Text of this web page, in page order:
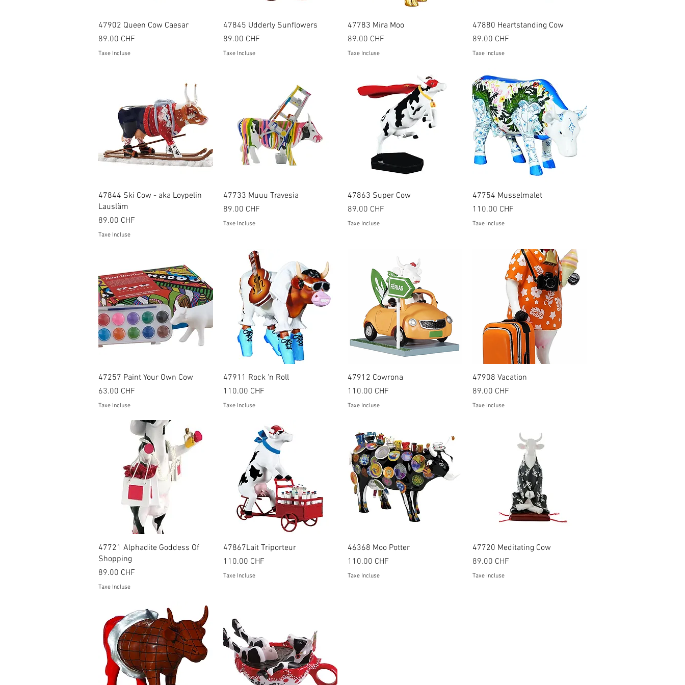
Aperçu rapide
47902 Queen Cow Caesar
Prix
89.00 CHF
Taxe Incluse
Aperçu rapide
47845 Udderly Sunflowers
Prix
89.00 CHF
Taxe Incluse
Aperçu rapide
47783 Mira Moo
Prix
89.00 CHF
Taxe Incluse
Aperçu rapide
47880 Heartstanding Cow
Prix
89.00 CHF
Taxe Incluse
Aperçu rapide
47844 Ski Cow - aka Loypelin
Lausläm
Prix
89.00 CHF
Taxe Incluse
Aperçu rapide
47733 Muuu Travesia
Prix
89.00 CHF
Taxe Incluse
Aperçu rapide
47863 Super Cow
Prix
89.00 CHF
Taxe Incluse
Aperçu rapide
47754 Musselmalet
Prix
110.00 CHF
Taxe Incluse
Aperçu rapide
47257 Paint Your Own Cow
Prix
63.00 CHF
Taxe Incluse
Aperçu rapide
47911 Rock 'n Roll
Prix
110.00 CHF
Taxe Incluse
Aperçu rapide
47912 Cowrona
Prix
110.00 CHF
Taxe Incluse
Aperçu rapide
47908 Vacation
Prix
89.00 CHF
Taxe Incluse
Aperçu rapide
47721 Alphadite Goddess Of
Shopping
Prix
89.00 CHF
Taxe Incluse
Aperçu rapide
47867Lait Triporteur
Prix
110.00 CHF
Taxe Incluse
Aperçu rapide
46368 Moo Potter
Prix
110.00 CHF
Taxe Incluse
Aperçu rapide
47720 Meditating Cow
Prix
89.00 CHF
Taxe Incluse